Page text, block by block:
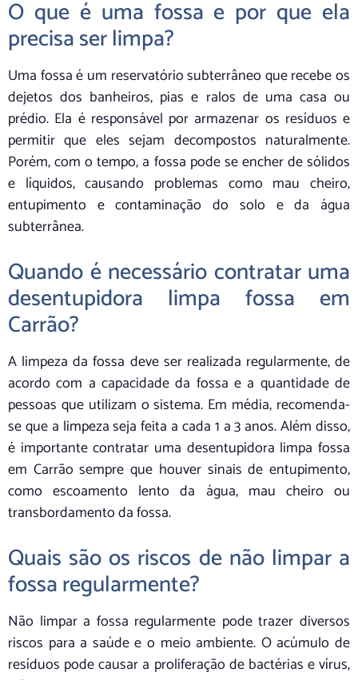
O que é uma fossa e por que ela
precisa ser limpa?
Uma fossa é um reservatório subterrâneo que recebe os
dejetos dos banheiros, pias e ralos de uma casa ou
prédio. Ela é responsável por armazenar os resíduos e
permitir que eles sejam decompostos naturalmente.
Porém, com o tempo, a fossa pode se encher de sólidos
e líquidos, causando problemas como mau cheiro,
entupimento e contaminação do solo e da água
subterrânea.
Quando é necessário contratar uma
desentupidora limpa fossa em
Carrão?
A limpeza da fossa deve ser realizada regularmente, de
acordo com a capacidade da fossa e a quantidade de
pessoas que utilizam o sistema. Em média, recomenda-
se que a limpeza seja feita a cada 1 a 3 anos. Além disso,
é importante contratar uma desentupidora limpa fossa
em Carrão sempre que houver sinais de entupimento,
como escoamento lento da água, mau cheiro ou
transbordamento da fossa.
Quais são os riscos de não limpar a
fossa regularmente?
Não limpar a fossa regularmente pode trazer diversos
riscos para a saúde e o meio ambiente. O acúmulo de
resíduos pode causar a proliferação de bactérias e vírus,